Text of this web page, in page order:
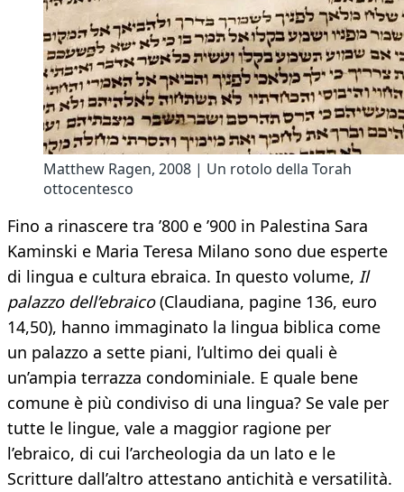
Matthew Ragen, 2008 | Un rotolo della Torah
ottocentesco
Fino a rinascere tra ’800 e ’900 in Palestina Sara
Kaminski e Maria Teresa Milano sono due esperte
di lingua e cultura ebraica. In questo volume, Il
palazzo dell’ebraico(Claudiana, pagine 136, euro
14,50), hanno immaginato la lingua biblica come
un palazzo a sette piani, l’ultimo dei quali è
un’ampia terrazza condominiale. E quale bene
comune è più condiviso di una lingua? Se vale per
tutte le lingue, vale a maggior ragione per
l’ebraico, di cui l’archeologia da un lato e le
Scritture dall’altro attestano antichità e versatilità.